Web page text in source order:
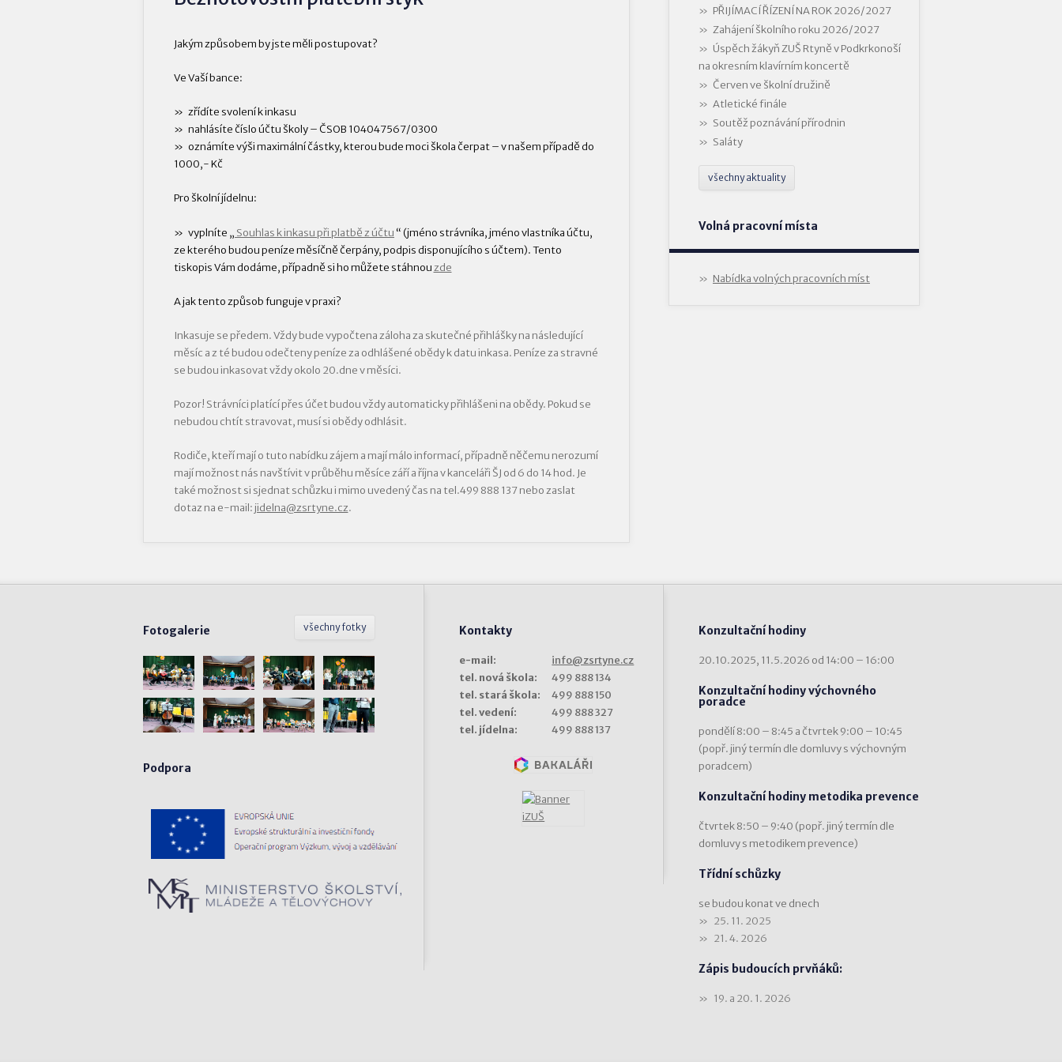
Jakým způsobem by jste měli postupovat?
Ve Vaší bance:
zřídíte svolení k inkasu
nahlásíte číslo účtu školy – ČSOB 104047567/0300
oznámíte výši maximální částky, kterou bude moci škola čerpat – v našem případě do
1000,- Kč
Pro školní jídelnu:
vyplníte „ Souhlas k inkasu při platbě z účtu “ (jméno strávníka, jméno vlastníka účtu,
ze kterého budou peníze měsíčně čerpány, podpis disponujícího s účtem). Tento
tiskopis Vám dodáme, případně si ho můžete stáhnouzde
A jak tento způsob funguje v praxi?
Inkasuje se předem. Vždy bude vypočtena záloha za skutečné přihlášky na následující
měsíc a z té budou odečteny peníze za odhlášené obědy k datu inkasa. Peníze za stravné
se budou inkasovat vždy okolo 20.dne v měsíci.
Pozor! Strávníci platící přes účet budou vždy automaticky přihlášeni na obědy. Pokud se
nebudou chtít stravovat, musí si obědy odhlásit.
Rodiče, kteří mají o tuto nabídku zájem a mají málo informací, případně něčemu nerozumí
mají možnost nás navštívit v průběhu měsíce září a října v kanceláři ŠJ od 6 do 14 hod. Je
také možnost si sjednat schůzku i mimo uvedený čas na tel.499 888 137 nebo zaslat
dotaz na e-mail: jidelna@zsrtyne.cz.
PŘIJÍMACÍ ŘÍZENÍ NA ROK 2026/2027
Zahájení školního roku 2026/2027
Úspěch žákyň ZUŠ Rtyně v Podkrkonoší
na okresním klavírním koncertě
Červen ve školní družině
Atletické finále
Soutěž poznávání přírodnin
Saláty
všechny aktuality
Volná pracovní místa
Nabídka volných pracovních míst
všechny fotky
Fotogalerie
Podpora
Kontakty
e-mail:
info@zsrtyne.cz
tel. nová škola:
499 888 134
tel. stará škola:
499 888 150
tel. vedení:
499 888 327
tel. jídelna:
499 888 137
Konzultační hodiny
20.10.2025, 11.5.2026 od 14:00 – 16:00
Konzultační hodiny výchovného
poradce
pondělí 8:00 – 8:45 a čtvrtek 9:00 – 10:45
(popř. jiný termín dle domluvy s výchovným
poradcem)
Konzultační hodiny metodika prevence
čtvrtek 8:50 – 9:40 (popř. jiný termín dle
domluvy s metodikem prevence)
Třídní schůzky
se budou konat ve dnech
25. 11. 2025
21. 4. 2026
Zápis budoucích prvňáků:
19. a 20. 1. 2026